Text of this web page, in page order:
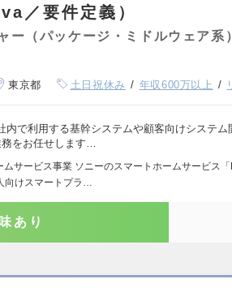
／要件定義）
ー（パッケージ・ミドルウェア系）
東京都 土日祝休み 年収600万以上
内で利用する基幹システムや顧客向けシステム
務をお任せします…
サービス事業 ソニーのスマートホームサービス「
向けスマートプラ…
あり